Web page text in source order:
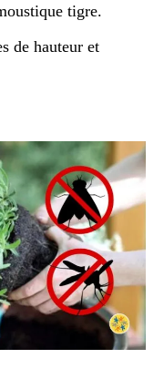
tigre.
de hauteur et